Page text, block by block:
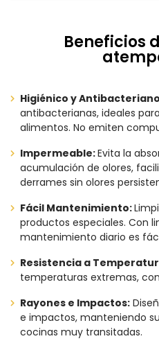
Beneficios
Higiénico y
antibacterianas, ideales
alimentos. No emiten
Impermeable:Evita la
acumulación de olores,
derrames sin olores
Fácil Mantenimiento:
productos especiales. Con
mantenimiento diario es
Resistencia a
temperaturas extremas,
Rayones e Impactos:
e impactos, manteniendo
cocinas muy transitadas.